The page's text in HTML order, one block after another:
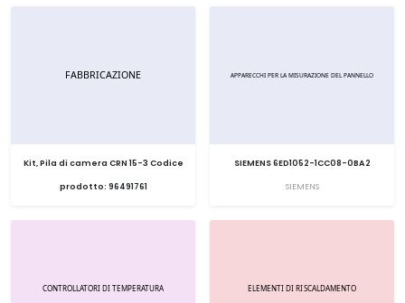
Kit, Pila di camera CRN 15-3 Codice
prodotto: 96491761
SIEMENS 6ED1052-1CC08-0BA2
SIEMENS